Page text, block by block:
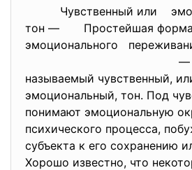
Чувственный или
тон — Простейшая форма
эмоционального
—
называемый чувственный,
эмоциональный, тон. Под
понимают эмоциональную
психического процесса,
субъекта к его сохранению
Хорошо известно, что